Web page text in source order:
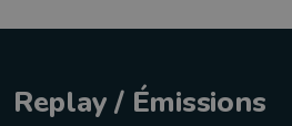
Replay / Émissions